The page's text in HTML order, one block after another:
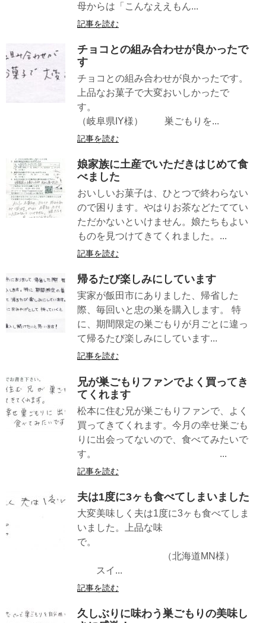
母からは「こんなええもん...
記事を読む
チョコとの組み合わせが良かったで
す
チョコとの組み合わせが良かったです。
上品なお菓子で大変おいしかったで
す。
（岐阜県IY様） 巣ごもりを...
記事を読む
娘家族に土産でいただきはじめて食
べました
おいしいお菓子は、ひとつで終わらない
ので困ります。やはりお茶などたててい
ただかないといけません。娘たちもよい
ものを見つけてきてくれました。...
記事を読む
帰るたび楽しみにしています
実家が飯田市にありました、帰省した
際、毎回いと忠の巣を購入します。 特
に、期間限定の巣ごもりが月ごとに違っ
て帰るたび楽しみにしています...
記事を読む
兄が巣ごもりファンでよく買ってき
てくれます
松本に住む兄が巣ごもりファンで、よく
買ってきてくれます。今月の幸せ巣ごも
りに出会ってないので、食べてみたいで
す。 ...
記事を読む
夫は1度に3ヶも食べてしまいました
大変美味しく夫は1度に3ヶも食べてしま
いました。上品な味
で。
（北海道MN様）
スイ...
記事を読む
久しぶりに味わう巣ごもりの美味し